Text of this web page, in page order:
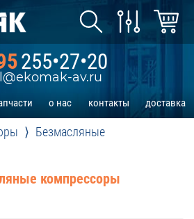
255•27•20
av.ru
о нас контакты доставка
Безмасляные
компрессоры